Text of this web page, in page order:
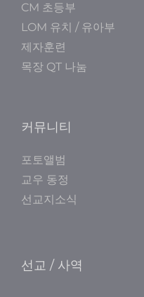
CM 초등부
LOM 유치 / 유아부
제자훈련
목장 QT 나눔
커뮤니티
포토앨범
교우 동정
선교지소식
선교 / 사역